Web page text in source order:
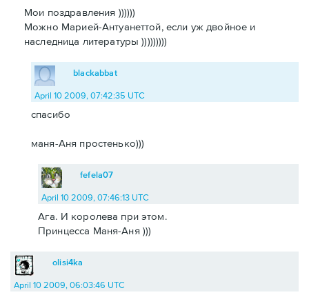
Мои поздравления ))))))
Можно Марией-Антуанеттой, если уж двойное и
наследница литературы )))))))))
blackabbat
April 10 2009, 07:42:35 UTC
спасибо
маня-Аня простенько)))
fefela07
April 10 2009, 07:46:13 UTC
Ага. И королева при этом.
Принцесса Маня-Аня )))
olisi4ka
April 10 2009, 06:03:46 UTC